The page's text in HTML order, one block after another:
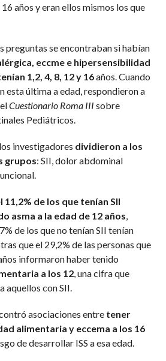
años y eran ellos mismos los que
preguntas se encontraban si habían
eccme e hipersensibilidad
1,2, 4, 8, 12 y 16años. Cuando
esta última a edad, respondieron a
Cuestionario Roma III sobre
Pediátricos.
investigadores dividieron a los
grupos: SII, dolor abdominal
11,2% de los que tenían SII
asma a la edad de 12 años
de los que no tenían SII tenían
que el 29,2% de las personas que
informaron haber tenido
a los 12, una cifra que
aquellos con SII.
asociaciones entre tener
alimentaria y eccema a los 16
de desarrollar ISS a esa edad.